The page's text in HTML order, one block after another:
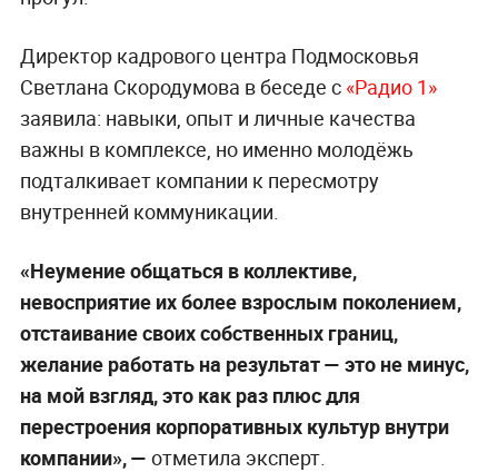
Директор кадрового центра Подмосковья
Светлана Скородумова в беседе с «Радио 1»
заявила: навыки, опыт и личные качества
важны в комплексе, но именно молодёжь
подталкивает компании к пересмотру
внутренней коммуникации.
«Неумение общаться в коллективе,
невосприятие их более взрослым поколением,
отстаивание своих собственных границ,
желание работать на результат — это не минус,
на мой взгляд, это как раз плюс для
перестроения корпоративных культур внутри
компании», — отметила эксперт.